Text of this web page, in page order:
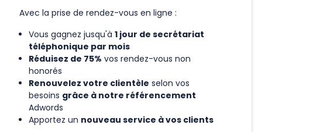
Avec la prise de rendez-vous en ligne :
Vous gagnez jusqu'à 1 jour de secrétariat
téléphonique par mois
Réduisez de 75% vos rendez-vous non
honorés
Renouvelez votre clientèle selon vos
besoins grâce à notre référencement
Adwords
Apportez un nouveau service à vos clients